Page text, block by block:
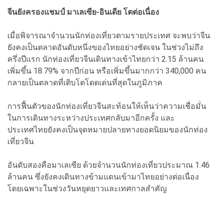
จีนยังครองแชมป์ มาเลเซีย-อินเดีย โตต่อเนื่อง
เมื่อพิจารณาจำนวนนักท่องเที่ยวตามรายประเทศ จะพบว่าจีน
ยังคงเป็นตลาดอันดับหนึ่งของไทยอย่างชัดเจน ในช่วงไม่ถึง
ครึ่งปีแรก นักท่องเที่ยวจีนเดินทางเข้าไทยกว่า 2.15 ล้านคน
เพิ่มขึ้น 18.79% จากปีก่อน หรือเพิ่มขึ้นมากกว่า 340,000 คน
กลายเป็นตลาดที่เติบโตโดดเด่นที่สุดในภูมิภาค
การฟื้นตัวของนักท่องเที่ยวจีนสะท้อนให้เห็นว่าความเชื่อมั่น
ในการเดินทางระหว่างประเทศกลับมาอีกครั้ง และ
ประเทศไทยยังคงเป็นจุดหมายปลายทางยอดนิยมของนักท่อง
เที่ยวจีน
อันดับสองคือมาเลเซีย ด้วยจำนวนนักท่องเที่ยวประมาณ 1.46
ล้านคน ซึ่งยังคงเดินทางข้ามแดนเข้ามาไทยอย่างต่อเนื่อง
โดยเฉพาะในช่วงวันหยุดยาวและเทศกาลสำคัญ